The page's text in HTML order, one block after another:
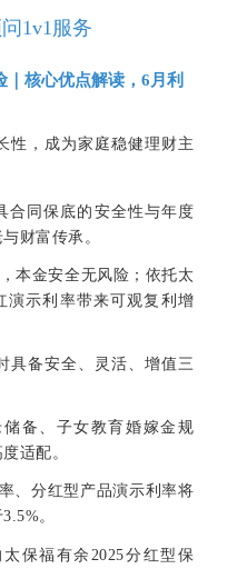
1v1服务
｜核心优点解读，6月利
性，成为家庭稳健理财主
合同保底的安全性与年度
财富传承。
本金安全无风险；依托太
演示利率带来可观复利增
具备安全、灵活、增值三
备、子女教育婚嫁金规
适配。
、分红型产品演示利率将
。
保福有余2025分红型保